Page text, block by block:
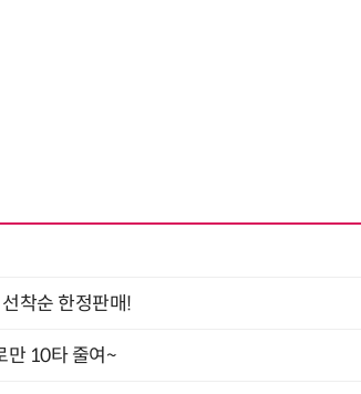
착순 한정판매!
10타 줄여~